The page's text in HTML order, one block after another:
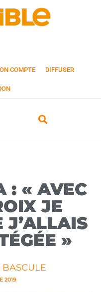
COMPTE DIFFUSER
: « AVEC
JE
J’ALLAIS
»
2019